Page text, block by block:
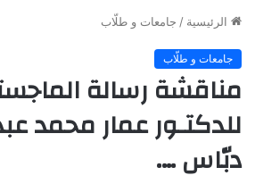
الرئيسية / جامعات و طلّاب
جامعات و طلّاب
مناقشة رسالة
للدكتـور عمار محمد
دبّاس ….